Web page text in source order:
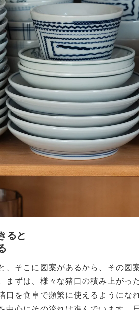
ると
、そこに図案があるから、その図
まずは、様々な猪口の積み上がっ
口を食卓で頻繁に使えるようにな